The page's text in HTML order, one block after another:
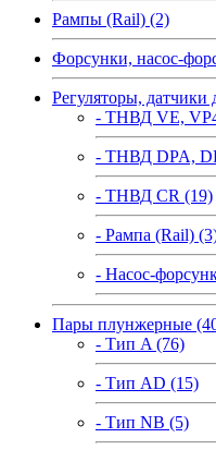
Рампы (Rail) (2)
Форсунки, насос-
Регуляторы, датчики
- ТНВД VE,
- ТНВД DPA,
- ТНВД CR (19)
- Рампа (Rail)
- Насос-
Пары плунжерные
- Тип A (76)
- Тип AD (15)
- Тип NB (5)